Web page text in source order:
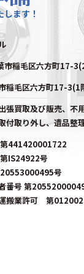
ます！
市稲毛区六方町17-
稲毛区六方町17-3(1
張買取及び販売、不
付取り外し、遺品整
441420001722
IS24922号
号
番号 第
搬業許可 第